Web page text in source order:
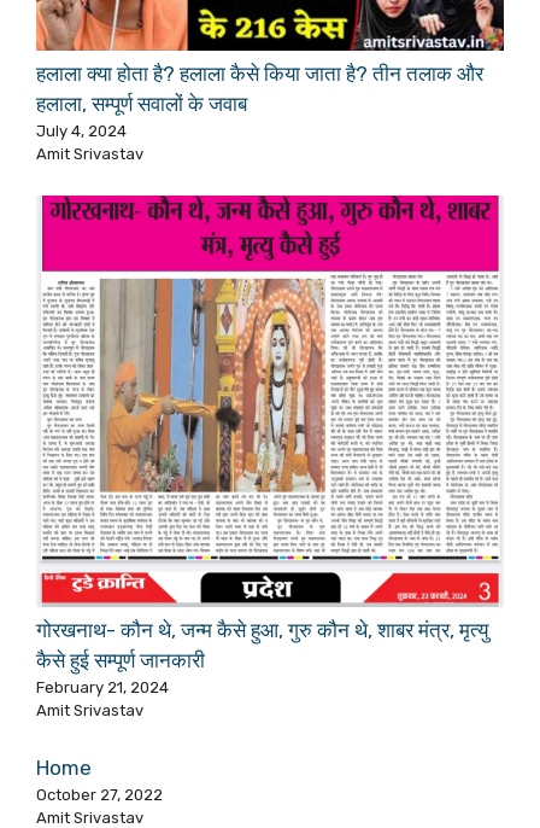
हलाला क्या होता है? हलाला कैसे किया जाता है? तीन तलाक और
हलाला, सम्पूर्ण सवालों के जवाब
July 4, 2024
Amit Srivastav
गोरखनाथ- कौन थे, जन्म कैसे हुआ, गुरु कौन थे, शाबर मंत्र, मृत्यु
कैसे हुई सम्पूर्ण जानकारी
February 21, 2024
Amit Srivastav
Home
October 27, 2022
Amit Srivastav